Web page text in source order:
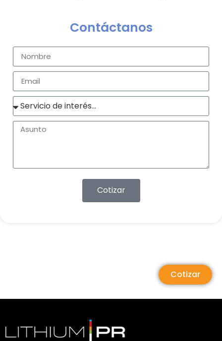
Contáctanos
Cotizar
Cotizar